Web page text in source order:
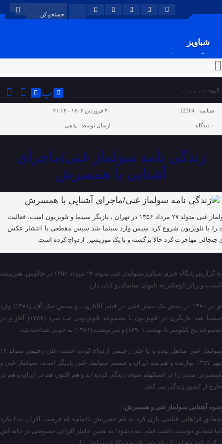
شباویز
پایگاه خبری شباویز
گروه : هنر و رسانه پ
شناسه : 12364 ۳۰ فروردین ۱۴۰۳ - ۲۱:۱۴
۰ دیدگاه ارسال توسط : پناهی
زندگی نامه سولماز غنی/ماجرای
آشنایی با همسرش
سولماز غنی متولد ۲۷ مرداد ۱۳۵۶ در تهران ، بازیگر سینما و تلویزیون است، فعالیت
را با تلویزیون شروع کرد سپس وارد سینما شد سپس مقطعی با انتشار عکس
جنجالی مهاجرت کرد حالا برگشته و با یک موزیسین ازدواج کرده است
به گزارش پایگاه خبری شباویز،سولماز غنی متولد ۲۷ مرداد ۱۳۵۶ در چالوس، هنرپیشه
است،دوبرادر کوچکتر به نامهای ساسان و کیان دارد.
او در ۱۳۸۰ در نقش یک بیمار قلبی در فیلم اتانازی ، و سپس تیک آف (۱۳۸۱) وارد
سینما شد. بازیگری در تلویزیون با مجموعه تلویزیونی تب سرد (۱۳۸۲) آغاز و در
مجموعه پنج کیلومتر تا بهشت (۱۳۹۰) و سرنوشت (۱۳۸۶) به خوبی شناخته شد.
سولماز غنی متاهل بوده و با علی رحیمی ازدواج کرده است، علی رحیمی متولد ۱۴
مهر ۱۳۵۷ نوازنده و هنرمند ایران و همسر سولماز غنی بازیگر است، سولماز غنی و
همسرش مدتی را در استکهلم سوئد زندگی کرده اند و هم اکنون هم در ایران و هم در
خارج از کشور زندگی می کنند.
نحوه آشنایی سولماز غنی و همسرش:
شقایق فراهانی فیلمی بازی کرد به نام «تجریش ناتمام» که فرصت اکران پیدا نکرد
اما شقایق دوست داشت فیلم دیده شود؛ به همین خاطر اکرانی خصوصی در خانه اش